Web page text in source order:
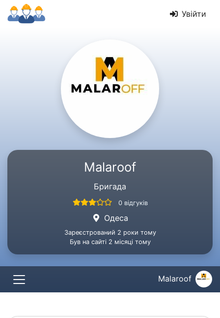
Увійти
Malaroof
Бригада
0 відгуків
Одеса
Зареєстрований 2 роки тому
Був на сайті 2 місяці тому
Malaroof